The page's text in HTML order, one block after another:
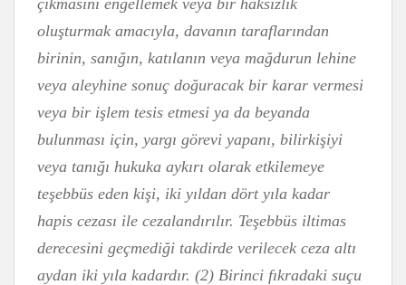
çıkmasını engellemek veya bir haksızlık
oluşturmak amacıyla, davanın taraflarından
birinin, sanığın, katılanın veya mağdurun lehine
veya aleyhine sonuç doğuracak bir karar vermesi
veya bir işlem tesis etmesi ya da beyanda
bulunması için, yargı görevi yapanı, bilirkişiyi
veya tanığı hukuka aykırı olarak etkilemeye
teşebbüs eden kişi, iki yıldan dört yıla kadar
hapis cezası ile cezalandırılır. Teşebbüs iltimas
derecesini geçmediği takdirde verilecek ceza altı
aydan iki yıla kadardır. (2) Birinci fıkradaki suçu